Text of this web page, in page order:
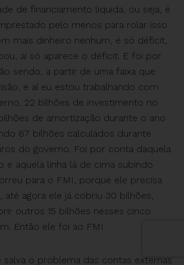
de financiamento liquida, ou seja, é
pelo menos para rolar isso
mais dinheiro nenhum, é só déficit,
aí só aparece o déficit. E foi por
sendo, a partir de uma faixa que
e aí eu estou trabalhando com
22 bilhões de investimento no
de amortização durante o ano
67 bilhões calculados durante
do governo. Foi por conta daquela
e aquela linha lá de cima subindo
para o FMI, porque ele precisa
até agora ele já cobriu 30 bilhões,
outros 15 bilhões nesses cinco
Então ele foi ao FMI.
salva o problema das contas externas